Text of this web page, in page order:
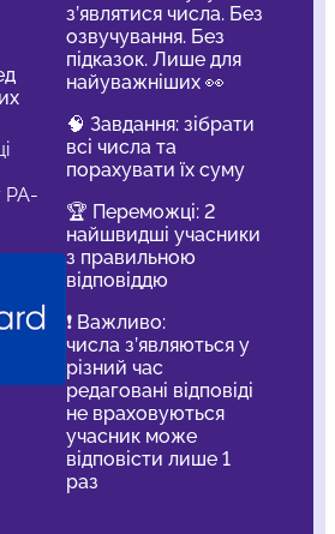
PA-
з’являтися числа. Без
озвучування. Без
підказок. Лише для
найуважніших 👀
🧠 Завдання: зібрати
всі числа та
порахувати їх суму
🏆 Переможці: 2
найшвидші учасники
з правильною
відповіддю
❗️ Важливо:
числа з’являються у
різний час
редаговані відповіді
не враховуються
учасник може
відповісти лише 1
раз